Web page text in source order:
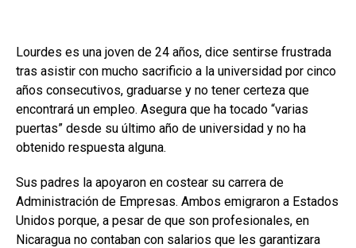
Lourdes es una joven de 24 años, dice sentirse frustrada
tras asistir con mucho sacrificio a la universidad por cinco
años consecutivos, graduarse y no tener certeza que
encontrará un empleo. Asegura que ha tocado “varias
puertas” desde su último año de universidad y no ha
obtenido respuesta alguna.
Sus padres la apoyaron en costear su carrera de
Administración de Empresas. Ambos emigraron a Estados
Unidos porque, a pesar de que son profesionales, en
Nicaragua no contaban con salarios que les garantizara